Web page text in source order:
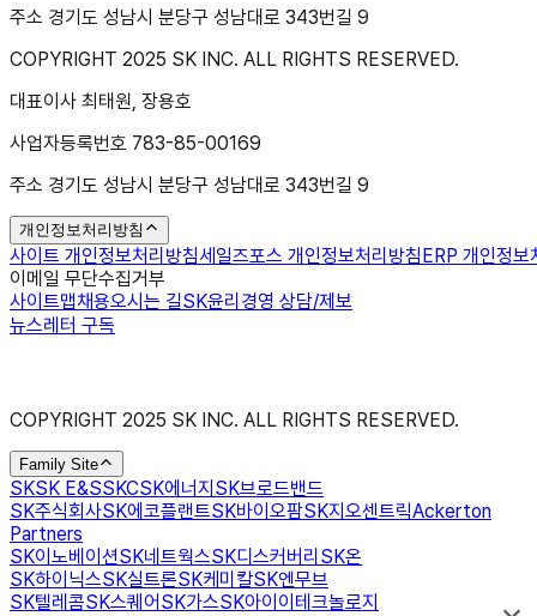
주소 경기도 성남시 분당구 성남대로 343번길 9
COPYRIGHT 2025 SK INC. ALL RIGHTS RESERVED.
대표이사 최태원, 장용호
사업자등록번호 783-85-00169
주소 경기도 성남시 분당구 성남대로 343번길 9
개인정보처리방침
사이트 개인정보처리방침세일즈포스 개인정보처리방침ERP 개인정보
이메일 무단수집거부
사이트맵채용오시는 길SK윤리경영 상담/제보
뉴스레터 구독
COPYRIGHT 2025 SK INC. ALL RIGHTS RESERVED.
Family Site
SKSK E&SSKCSK에너지 SK브로드밴드
SK주식회사SK에코플랜트SK바이오팜SK지오센트릭Ackerton
Partners
SK이노베이션SK네트웍스SK디스커버리 SK온
SK하이닉스SK실트론SK케미칼SK엔무브
SK텔레콤SK스퀘어 SK가스SK아이이테크놀로지